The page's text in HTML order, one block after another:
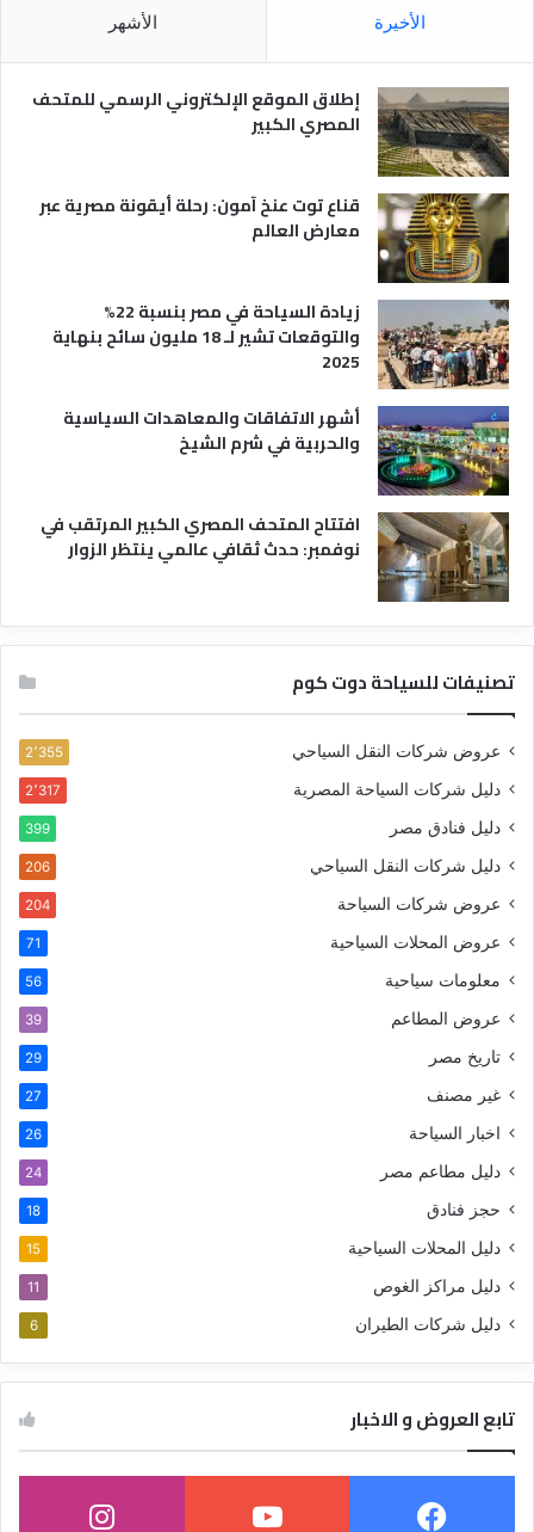
ل
س
ح
ي
ر
الأخيرة الأشهر
إطلاق الموقع الإلكتروني الرسمي للمتحف
المصري الكبير
قناع توت عنخ آمون: رحلة أيقونة مصرية عبر
معارض العالم
زيادة السياحة في مصر بنسبة 22%
والتوقعات تشير لـ 18 مليون سائح بنهاية
2025
أشهر الاتفاقات والمعاهدات السياسية
والحربية في شرم الشيخ
افتتاح المتحف المصري الكبير المرتقب في
نوفمبر: حدث ثقافي عالمي ينتظر الزوار
تصنيفات للسياحة دوت كوم
عروض شركات النقل السياحي 2٬355
دليل شركات السياحة المصرية 2٬317
دليل فنادق مصر 399
دليل شركات النقل السياحي 206
عروض شركات السياحة 204
عروض المحلات السياحية 71
معلومات سياحية 56
عروض المطاعم 39
تاريخ مصر 29
غير مصنف 27
اخبار السياحة 26
دليل مطاعم مصر 24
حجز فنادق 18
دليل المحلات السياحية 15
دليل مراكز الغوص 11
دليل شركات الطيران 6
تابع العروض و الاخبار